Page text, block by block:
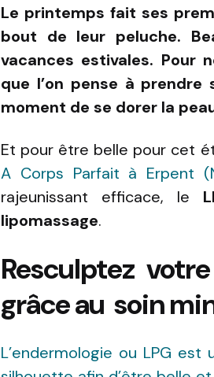
Le printemps fait ses
bout de leur peluche.
vacances estivales. Pour
que l’on pense à
moment de se dorer la
Et pour être belle pour cet
A Corps Parfait à Erpent
rajeunissant efficace, le
lipomassage.
Resculptez
grâce au soin
L’endermologie ou LPG